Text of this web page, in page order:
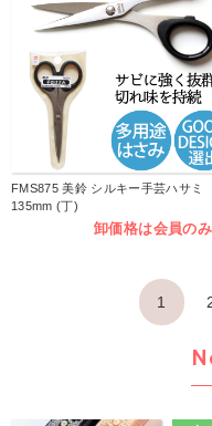
FMS875 美鈴 シルキー手芸ハサミ
135mm (丁)
卸価格は会員の
1